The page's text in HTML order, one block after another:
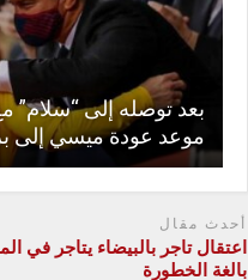
بعد توصله إلى “سلام”
موعد عودة ميسي إلى
أحدث مقال
اعتقال تاجر بالبيضاء يتاجر في
بالغة الخطورة